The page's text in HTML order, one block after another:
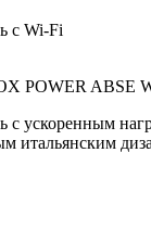
с Wi-Fi
POWER ABSE
с ускоренным
итальянским